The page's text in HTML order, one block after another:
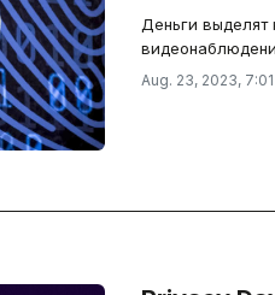
Деньги
Aug. 23, 2023,